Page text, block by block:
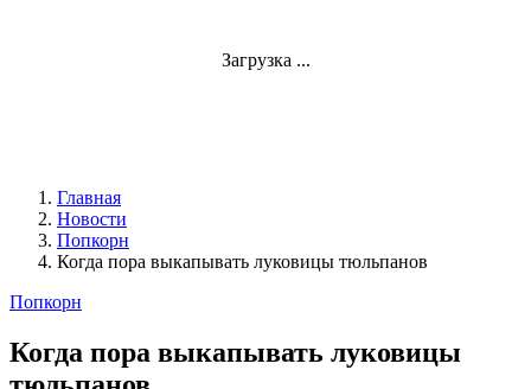
Загрузка ...
Главная
Новости
Попкорн
Когда пора выкапывать луковицы тюльпанов
Попкорн
Когда пора выкапывать луковицы